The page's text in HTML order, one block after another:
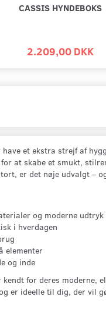
CASSIS HYNDEBOKS
2.209,00 DKK
et ekstra strejf af
at skabe et smukt,
er det nøje udvalgt –
og moderne udtryk
i hverdagen
elementer
og inde
kendt for deres moderne,
er ideelle til dig, der vil